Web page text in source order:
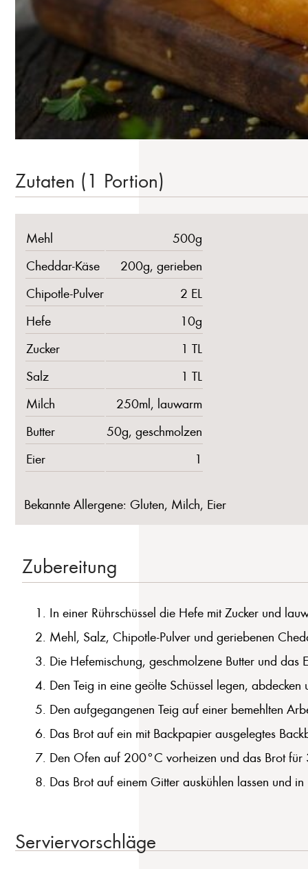
Zutaten (1 Portion)
Mehl
500g
Cheddar-Käse
200g, gerieben
Chipotle-Pulver
2 EL
Hefe
10g
Zucker
1 TL
Salz
1 TL
Milch
250ml, lauwarm
Butter
50g, geschmolzen
Eier
1
Bekannte Allergene: Gluten, Milch, Eier
Zubereitung
In einer Rührschüssel die Hefe mit Zucker und
Mehl, Salz, Chipotle-Pulver und geriebenen
Die Hefemischung, geschmolzene Butter und
Den Teig in eine geölte Schüssel legen,
Den aufgegangenen Teig auf einer bemehlten
Das Brot auf ein mit Backpapier ausgelegtes
Den Ofen auf 200°C vorheizen und das Brot
Das Brot auf einem Gitter auskühlen lassen und
Serviervorschläge